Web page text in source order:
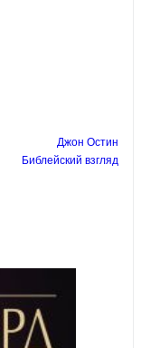
Джон Остин
Библейский взгляд